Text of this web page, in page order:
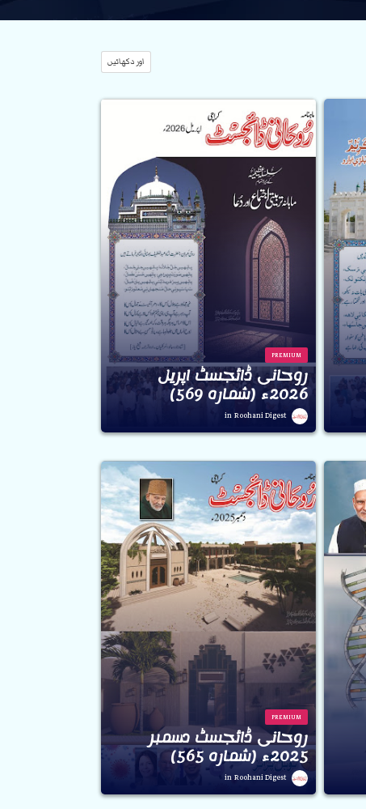
اور دکھائیں
PREMIUM
روحانی ڈائجسٹ اپریل
2026ء (شمارہ 569)
Roohani Digest
PREMIUM
روحانی ڈائجسٹ دسمبر
2025ء (شمارہ 565)
Roohani Digest